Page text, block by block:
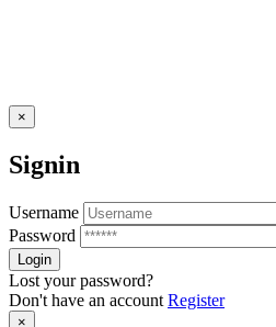
×
Signin
Username
Password
Lost your password?
Don't have an account Register
×